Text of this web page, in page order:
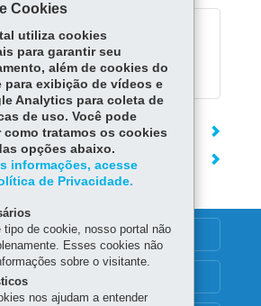
Digital
Cookies
utiliza cookies
para garantir seu
além de cookies do
para exibição de vídeos e
Analytics para coleta de
de uso. Você pode
como tratamos os cookies
opções abaixo.
informações, acesse
de Privacidade.
tipo de cookie, nosso portal não
Esses cookies não
sobre o visitante.
nos ajudam a entender